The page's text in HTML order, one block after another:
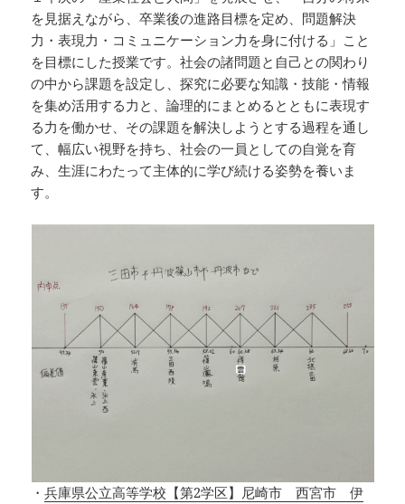
を見据えながら、卒業後の進路目標を定め、問題解決
力・表現力・コミュニケーション力を身に付ける」こと
を目標にした授業です。社会の諸問題と自己との関わり
の中から課題を設定し、探究に必要な知識・技能・情報
を集め活用する力と、論理的にまとめるとともに表現す
る力を働かせ、その課題を解決しようとする過程を通し
て、幅広い視野を持ち、社会の一員としての自覚を育
み、生涯にわたって主体的に学び続ける姿勢を養いま
す。
・兵庫県公立高等学校【第2学区】尼崎市 西宮市 伊